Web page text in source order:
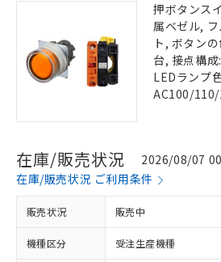
押ボタンス
属ベゼル,
ト, ボタン
台, 接点構
LEDランプ
AC100/
在庫/販売状況
2026/08/07
在庫/販売状況 ご利用条件
販売状況 販売中
機種区分 受注生産機種